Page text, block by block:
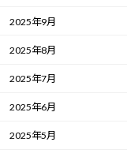
2025年9月
2025年8月
2025年7月
2025年6月
2025年5月